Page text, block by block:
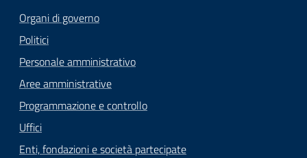
Organi di governo
Politici
Personale amministrativo
Aree amministrative
Programmazione e controllo
Uffici
Enti, fondazioni e società partecipate